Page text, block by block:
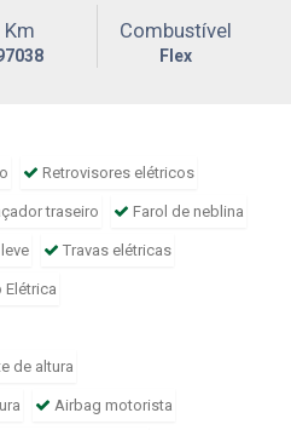
Km Combustível
Flex
Retrovisores elétricos
traseiro Farol de neblina
Travas elétricas
Elétrica
de altura
Airbag motorista